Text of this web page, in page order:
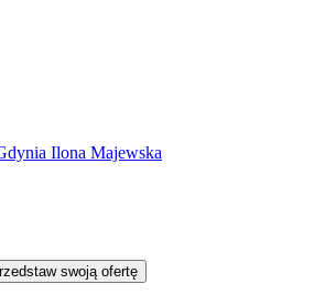
Ilona Majewska
swoją ofertę